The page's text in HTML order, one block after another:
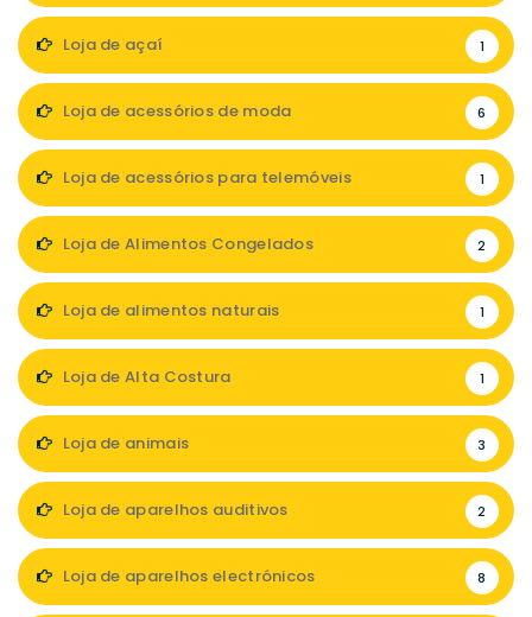
Loja de açaí 1
Loja de acessórios de moda 6
Loja de acessórios para telemóveis 1
Loja de Alimentos Congelados 2
Loja de alimentos naturais 1
Loja de Alta Costura 1
Loja de animais 3
Loja de aparelhos auditivos 2
Loja de aparelhos electrónicos 8